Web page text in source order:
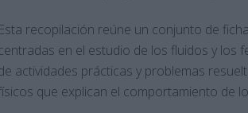
Esta recopilación reúne un conjunto de
en el estudio de los fluidos y los
actividades prácticas y problemas
que explican el comportamiento de